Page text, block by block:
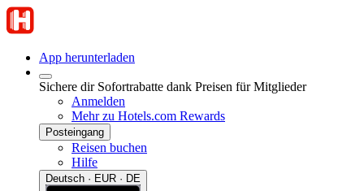
App herunterladen
Sichere dir Sofortrabatte dank Preisen für Mitglieder
Anmelden
Mehr zu Hotels.com Rewards
Posteingang
Reisen buchen
Hilfe
Deutsch · EUR · DE